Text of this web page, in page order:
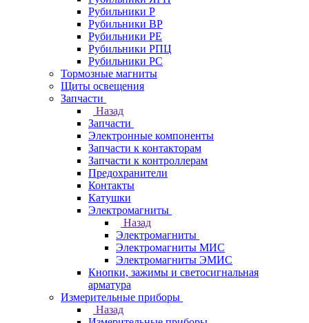
Рубильники Р
Рубильники ВР
Рубильники РЕ
Рубильники РПЦ
Рубильники РС
Тормозные магниты
Щиты освещения
Запчасти
Назад
Запчасти
Электронные компоненты
Запчасти к контакторам
Запчасти к контроллерам
Предохранители
Контакты
Катушки
Электромагниты
Назад
Электромагниты
Электромагниты МИС
Электромагниты ЭМИС
Кнопки, зажимы и светосигнальная
арматура
Измерительные приборы
Назад